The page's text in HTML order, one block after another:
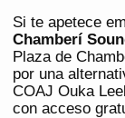
Si te apetece
Chamberí
Plaza de
por una
COAJ Ouka
con acceso